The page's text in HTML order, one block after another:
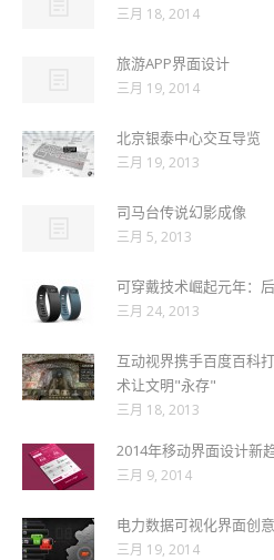
三月 18, 2014
旅游APP界面设计
三月 19, 2014
北京银泰中心交互导览
三月 19, 2013
司马台传说幻影成像
三月 5, 2013
可穿戴技术崛起元年：
三月 24, 2013
互动视界携手百度百科
术让文明"永存"
三月 18, 2013
2014年移动界面设计新
三月 9, 2014
电力数据可视化界面创意
三月 19, 2014